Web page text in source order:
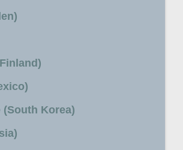
(South Korea)